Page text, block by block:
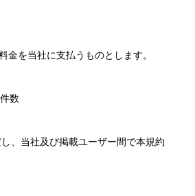
金を当社に支払うものとします。
数
、当社及び掲載ユーザー間で本規約